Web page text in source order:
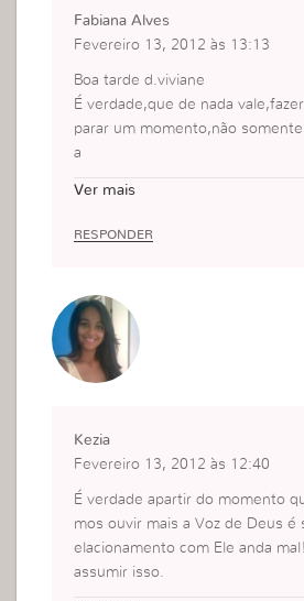
Fabiana Alves
Fevereiro 13, 2012 às 13:13
Boa tarde d.viviane
É verdade,que de nada
parar um momento,não
a
Pois é justamente tendo essa
dade com ele,a sós com ele,que
fonte.
Bjs
Ver mais
RESPONDER
Kezia
Fevereiro 13, 2012 às 12:40
É verdade apartir do momento
mos ouvir mais a Voz de Deus é
elacionamento com Ele anda
assumir isso.